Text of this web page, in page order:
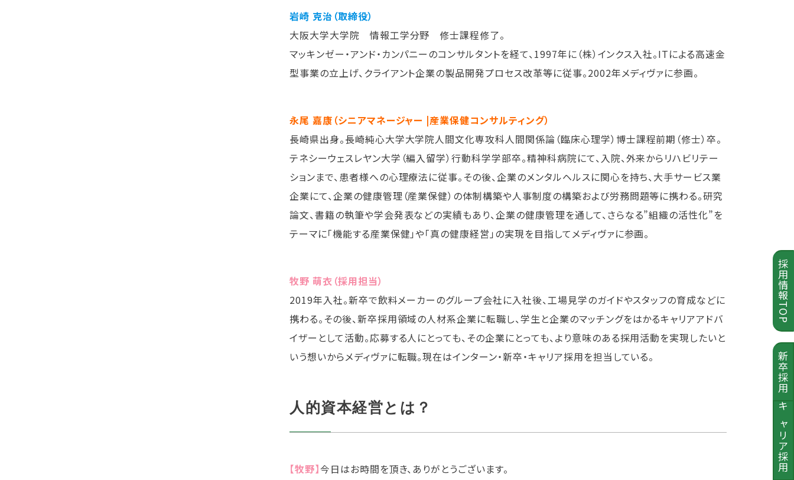
採用情報TOP
新卒採用
キャリア採用
岩崎 克治（取締役）
大阪大学大学院 情報工学分野 修士課程修了。
マッキンゼー・アンド・カンパニーのコンサルタントを経て、1997年に（株）インクス入社。ITによる高速金
型事業の立上げ、クライアント企業の製品開発プロセス改革等に従事。2002年メディヴァに参画。
永尾 嘉康（シニアマネージャー |産業保健コンサルティング）
長崎県出身。長崎純心大学大学院人間文化専攻科人間関係論（臨床心理学）博士課程前期（修士）卒。
テネシーウェスレヤン大学（編入留学）行動科学学部卒。精神科病院にて、入院、外来からリハビリテー
ションまで、患者様への心理療法に従事。その後、企業のメンタルヘルスに関心を持ち、大手サービス業
企業にて、企業の健康管理（産業保健）の体制構築や人事制度の構築および労務問題等に携わる。研究
論文、書籍の執筆や学会発表などの実績もあり、企業の健康管理を通して、さらなる”組織の活性化”を
テーマに「機能する産業保健」や「真の健康経営」の実現を目指してメディヴァに参画。
牧野 萌衣（採用担当）
2019年入社。新卒で飲料メーカーのグループ会社に入社後、工場見学のガイドやスタッフの育成などに
携わる。その後、新卒採用領域の人材系企業に転職し、学生と企業のマッチングをはかるキャリアアドバ
イザーとして活動。応募する人にとっても、その企業にとっても、より意味のある採用活動を実現したいと
いう想いからメディヴァに転職。現在はインターン・新卒・キャリア採用を担当している。
人的資本経営とは？
【牧野】今日はお時間を頂き、ありがとうございます。